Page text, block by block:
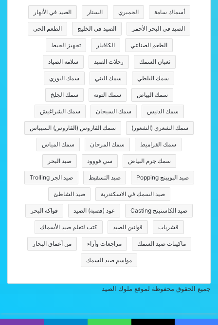
أسماك سامة الجمبري السنار الصيد في الأنهار
الصيد في البحر الأحمر الصيد في الخليج الطعم الحي
الطعم الصناعي الكافيار تجهيز الخيط
ثعبان السمك رحلات الصيد سلامة الصياد
سمك البلطي سمك البني سمك البوري
سمك البياض سمك التونة سمك الجلخ
سمك الدنيس سمك السيجان سمك الشراغيش
سمك الشعري (الشعور) سمك القاروس (القاروس) السيباس
سمك القراميط سمك المرجان سمك المياس
سمك جرم البياض سي فووود صيد البحر
صيد البوبينج Popping صيد التسقيط صيد الجر Trolling
صيد السمك في الاسكندرية صيد الشاطئ
صيد الكاستينج Casting عود (قصبة) الصيد فواكه البحر
قشريات قوانين الصيد كتب لتعلم صيد الأسماك
ماكينات صيد السمك مراجعات وأراء من أعماق البحار
مواسم صيد السمك
جميع الحقوق محفوظة لموقع ملوك الصيد